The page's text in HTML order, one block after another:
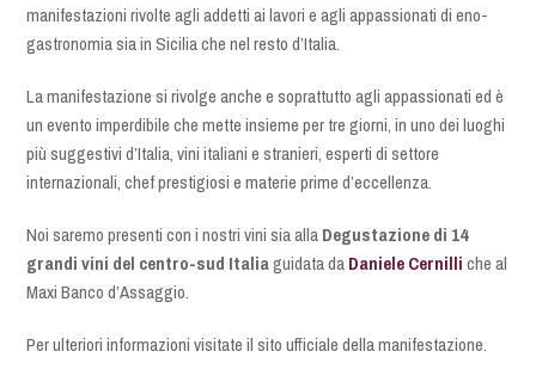
manifestazioni rivolte agli addetti ai lavori e agli appassionati di eno-
gastronomia sia in Sicilia che nel resto d’Italia.
La manifestazione si rivolge anche e soprattutto agli appassionati ed è
un evento imperdibile che mette insieme per tre giorni, in uno dei luoghi
più suggestivi d’Italia, vini italiani e stranieri, esperti di settore
internazionali, chef prestigiosi e materie prime d’eccellenza.
Noi saremo presenti con i nostri vini sia allaDegustazione di 14
grandi vini del centro-sud Italiaguidata daDaniele Cernilliche al
Maxi Banco d’Assaggio.
Per ulteriori informazioni visitate il sito ufficiale della manifestazione.